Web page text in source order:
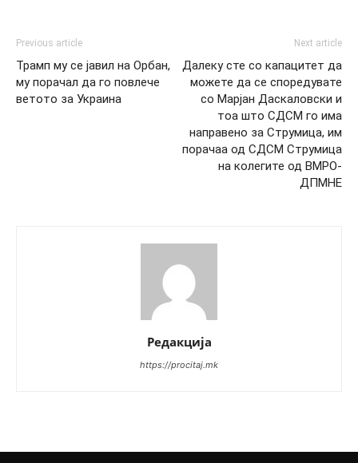
Previous article
Трамп му се јавил на Орбан,
му порачал да го повлече
ветото за Украина
Next article
Далеку сте со капацитет да
можете да се споредувате
со Марјан Даскаловски и
тоа што СДСМ го има
направено за Струмица, им
порачаа од СДСМ Струмица
на колегите од ВМРО-
ДПМНЕ
Редакција
https://procitaj.mk